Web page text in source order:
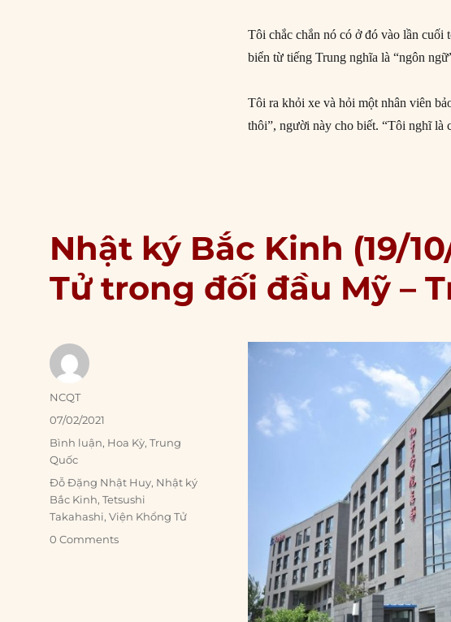
Tôi chắc chắn nó có ở đó vào lần cuối
biển từ tiếng Trung nghĩa là “ngôn
Tôi ra khỏi xe và hỏi một nhân viên
thôi”, người này cho biết. “Tôi nghĩ là
Nhật ký Bắc Kinh (19/
Tử trong đối đầu Mỹ –
Author
NCQT
Posted
on
07/02/2021
Categories
Bình luận, Hoa Kỳ,Trung
Quốc
Tags
Đỗ Đặng Nhật Huy, Nhật ký
Bắc Kinh,Tetsushi
Takahashi,Viện Khổng Tử
0 Comments